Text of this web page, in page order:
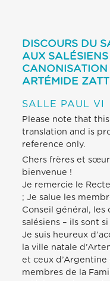
DISCOURS DU
AUX
CANONISATION
ARTÉMIDE ZATTI
SALLE PAUL VI
Please note that
translation and is
reference only.
Chers frères et
bienvenue !
Je remercie le
; Je salue les
Conseil général, les
salésiens – ils sont
Je suis heureux
la ville natale
et ceux
membres de la